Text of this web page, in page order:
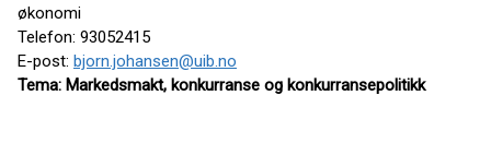
økonomi
Telefon: 93052415
E-post: bjorn.johansen@uib.no
Tema: Markedsmakt, konkurranse og konkurransepolitikk